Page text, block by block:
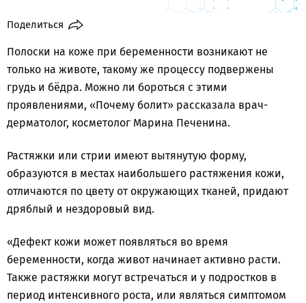
Поделиться
Полоски на коже при беременности возникают не
только на животе, такому же процессу подвержены
грудь и бёдра. Можно ли бороться с этими
проявлениями, «Почему болит» рассказала врач-
дерматолог, косметолог Марина Печенина.
Растяжки или стрии имеют вытянутую форму,
образуются в местах наибольшего растяжения кожи,
отличаются по цвету от окружающих тканей, придают
дряблый и нездоровый вид.
«Дефект кожи может появляться во время
беременности, когда живот начинает активно расти.
Также растяжки могут встречаться и у подростков в
период интенсивного роста, или являться симптомом